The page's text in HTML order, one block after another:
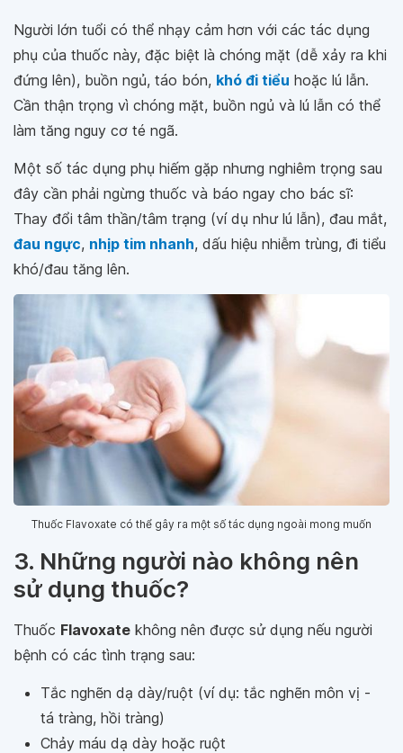
Người lớn tuổi có thể nhạy cảm hơn với các tác dụng
phụ của thuốc này, đặc biệt là chóng mặt (dễ xảy ra khi
đứng lên), buồn ngủ, táo bón, khó đi tiểu hoặc lú lẫn.
Cần thận trọng vì chóng mặt, buồn ngủ và lú lẫn có thể
làm tăng nguy cơ té ngã.
Một số tác dụng phụ hiếm gặp nhưng nghiêm trọng sau
đây cần phải ngừng thuốc và báo ngay cho bác sĩ:
Thay đổi tâm thần/tâm trạng (ví dụ như lú lẫn), đau mắt,
đau ngực, nhịp tim nhanh, dấu hiệu nhiễm trùng, đi tiểu
khó/đau tăng lên.
Thuốc Flavoxate có thể gây ra một số tác dụng ngoài mong muốn
3. Những người nào không nên
sử dụng thuốc?
Thuốc Flavoxate không nên được sử dụng nếu người
bệnh có các tình trạng sau:
Tắc nghẽn dạ dày/ruột (ví dụ: tắc nghẽn môn vị -
tá tràng, hồi tràng)
Chảy máu dạ dày hoặc ruột